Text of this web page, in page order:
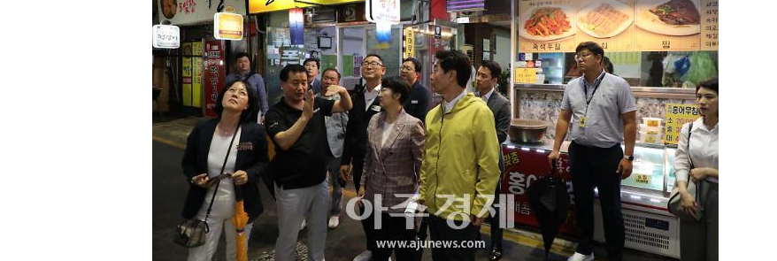
대